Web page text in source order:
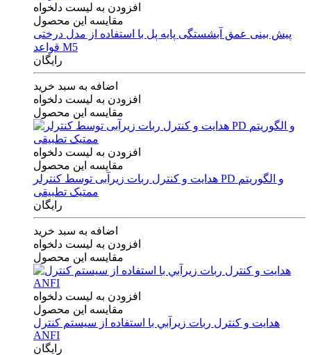
افزودن به لیست دلخواه
مقایسه این محصول
پیش بینی عمق آبشستگی پایه پل با استفاده از مدل درختی
قواعد M5
رایگان
اضافه به سبد خرید
افزودن به لیست دلخواه
مقایسه این محصول
افزودن به لیست دلخواه
مقایسه این محصول
هدایت و کنترل ربات زیرآبی توسط کنترلر PD و الگوریتم
ممتیک تطبیقی
رایگان
اضافه به سبد خرید
افزودن به لیست دلخواه
مقایسه این محصول
افزودن به لیست دلخواه
مقایسه این محصول
هدايت و كنترل ربات زيرآبي با استفاده از سيستم كنترل
ANFI
رایگان